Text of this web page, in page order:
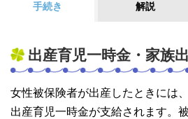
手続き 解説
出産育児一時金・家族
女性被保険者が出産したときには
出産育児一時金が支給されます。